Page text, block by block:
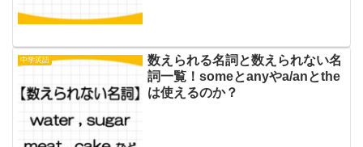
中学英語
数えられる名詞と数えられない名
詞一覧！someとanyやa/anとthe
は使えるのか？